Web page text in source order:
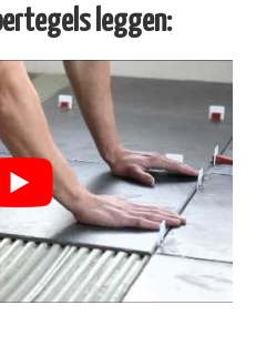
leggen: